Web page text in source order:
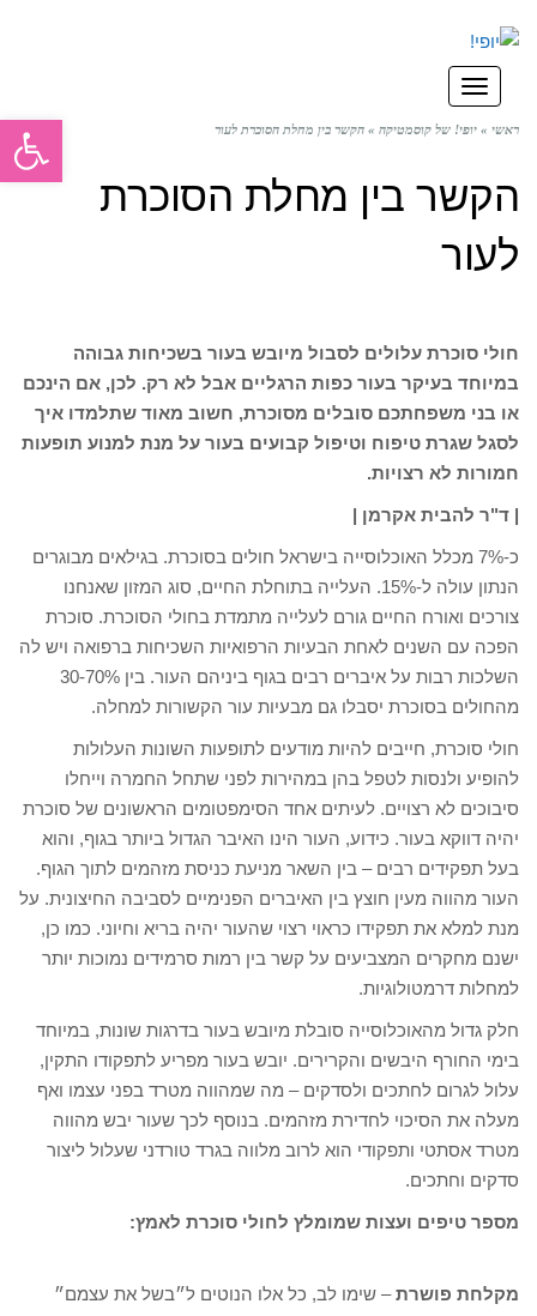
תפריט
ראשי » יופי! של קוסמטיקה » הקשר בין מחלת הסוכרת לעור
הקשר בין מחלת הסוכרת
לעור
חולי סוכרת עלולים לסבול מיובש בעור בשכיחות גבוהה
במיוחד בעיקר בעור כפות הרגליים אבל לא רק. לכן, אם הינכם
או בני משפחתכם סובלים מסוכרת, חשוב מאוד שתלמדו איך
לסגל שגרת טיפוח וטיפול קבועים בעור על מנת למנוע תופעות
חמורות לא רצויות.
| ד"ר להבית אקרמן |
כ-7% מכלל האוכלוסייה בישראל חולים בסוכרת. בגילאים מבוגרים
הנתון עולה ל-15%. העלייה בתוחלת החיים, סוג המזון שאנחנו
צורכים ואורח החיים גורם לעלייה מתמדת בחולי הסוכרת. סוכרת
הפכה עם השנים לאחת הבעיות הרפואיות השכיחות ברפואה ויש לה
השלכות רבות על איברים רבים בגוף ביניהם העור. בין 30-70%
מהחולים בסוכרת יסבלו גם מבעיות עור הקשורות למחלה.
חולי סוכרת, חייבים להיות מודעים לתופעות השונות העלולות
להופיע ולנסות לטפל בהן במהירות לפני שתחל החמרה וייחלו
סיבוכים לא רצויים. לעיתים אחד הסימפטומים הראשונים של סוכרת
יהיה דווקא בעור. כידוע, העור הינו האיבר הגדול ביותר בגוף, והוא
בעל תפקידים רבים – בין השאר מניעת כניסת מזהמים לתוך הגוף.
העור מהווה מעין חוצץ בין האיברים הפנימיים לסביבה החיצונית. על
מנת למלא את תפקידו כראוי רצוי שהעור יהיה בריא וחיוני. כמו כן,
ישנם מחקרים המצביעים על קשר בין רמות סרמידים נמוכות יותר
למחלות דרמטולוגיות.
חלק גדול מהאוכלוסייה סובלת מיובש בעור בדרגות שונות, במיוחד
בימי החורף היבשים והקרירים. יובש בעור מפריע לתפקודו התקין,
עלול לגרום לחתכים ולסדקים – מה שמהווה מטרד בפני עצמו ואף
מעלה את הסיכוי לחדירת מזהמים. בנוסף לכך שעור יבש מהווה
מטרד אסתטי ותפקודי הוא לרוב מלווה בגרד טורדני שעלול ליצור
סדקים וחתכים.
מספר טיפים ועצות שמומלץ לחולי סוכרת לאמץ:
מקלחת פושרת– שימו לב, כל אלו הנוטים ל״בשל את עצמם״
פתח